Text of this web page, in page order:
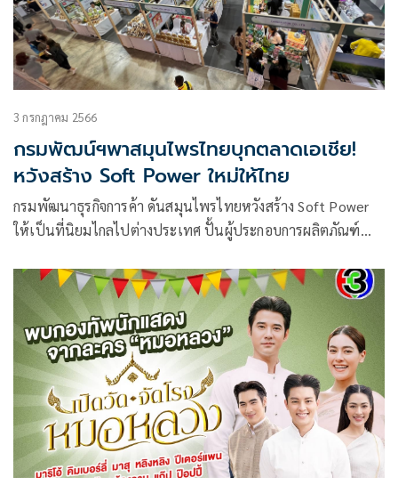
3 กรกฎาคม 2566
กรมพัฒน์ฯพาสมุนไพรไทยบุกตลาดเอเชีย!
หวังสร้าง Soft Power ใหม่ให้ไทย
กรมพัฒนาธุรกิจการค้า ดันสมุนไพรไทยหวังสร้าง Soft Power
ให้เป็นที่นิยมไกลไปต่างประเทศ ปั้นผู้ประกอบการผลิตภัณฑ์
ตั้งแต่ค้นหา บ่มเพาะ และพาออกสู่ตลาดงานแสดงสินค้าและ
เจรจาธุรกิจ THAIFEX-ANUGA ASIA 2023 เพียง 5 วัน กวาด
มูลค่าการค้ากว่า 200 ล้านบาท จากนักธุรกิจไทยและนักธุรกิจต่าง
ชาติ ได้แก่ จีน สิงคโปร์ เวียดนาม มาเลเซีย และอินเดีย ฮือฮา
เจรจาธุรกิจปิดดีลได้ในงานกว่า 34 ล้านบาท และกระตุ้นมูลค่า
การค้ายาวไปอีก 1 ปีข้างหน้าถึง 169 ล้านบาท ตั้งเป้าหมายสร้าง
จุดขายให้สมุนไพรไทยโดดเด่น พร้อมประกาศศักยภาพสมุนไพร
ไทยต้องต่อยอดไปสู่อุตสาหกรรมอื่นๆ ให้ได้